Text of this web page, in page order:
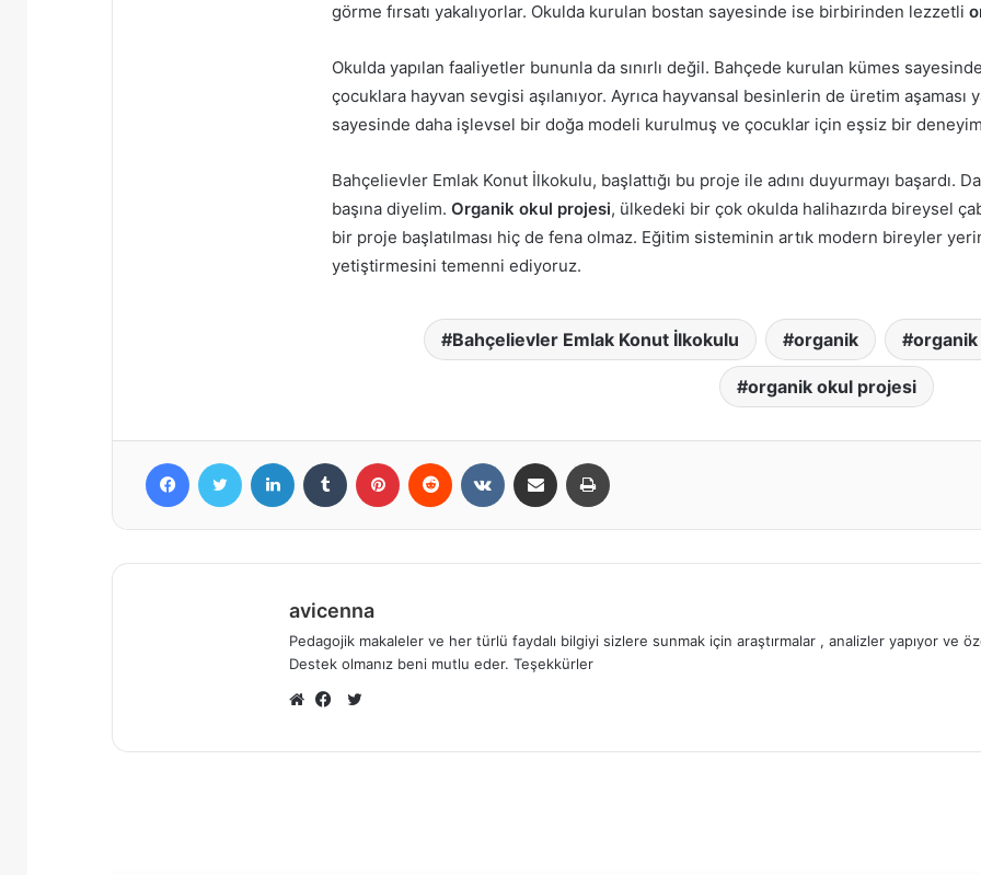
görme fırsatı yakalıyorlar. Okulda kurulan bostan sayesinde ise birbirinden lezzetli
Okulda yapılan faaliyetler bununla da sınırlı değil. Bahçede kurulan kümes
çocuklara hayvan sevgisi aşılanıyor. Ayrıca hayvansal besinlerin de üretim
sayesinde daha işlevsel bir doğa modeli kurulmuş ve çocuklar için eşsiz bir
Bahçelievler Emlak Konut İlkokulu, başlattığı bu proje ile adını duyurmayı başardı.
başına diyelim. Organik okul projesi, ülkedeki bir çok okulda halihazırda bireysel
bir proje başlatılması hiç de fena olmaz. Eğitim sisteminin artık modern bireyler
yetiştirmesini temenni ediyoruz.
Bahçelievler Emlak Konut İlkokulu organik
organik okul projesi
Facebook LinkedIn Tumblr Pinterest Reddit VKontakteE-Posta ile paylaş
avicenna
Pedagojik makaleler ve her türlü faydalı bilgiyi sizlere sunmak için araştırmalar , analizler yapıyor ve
Destek olmanız beni mutlu eder. Teşekkürler
sitesi
X